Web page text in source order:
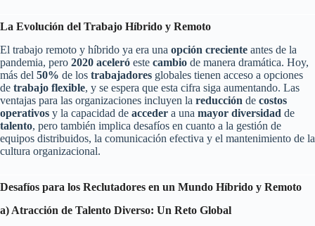
La Evolución del Trabajo Híbrido y Remoto
El trabajo remoto y híbrido ya era una opción creciente antes de la
pandemia, pero 2020 aceleró este cambio de manera dramática. Hoy,
más del 50% de los trabajadores globales tienen acceso a opciones
de trabajo flexible, y se espera que esta cifra siga aumentando. Las
ventajas para las organizaciones incluyen la reducción de costos
operativos y la capacidad de acceder a una mayor diversidad de
talento, pero también implica desafíos en cuanto a la gestión de
equipos distribuidos, la comunicación efectiva y el mantenimiento de la
cultura organizacional.
Desafíos para los Reclutadores en un Mundo Híbrido y Remoto
a) Atracción de Talento Diverso: Un Reto Global